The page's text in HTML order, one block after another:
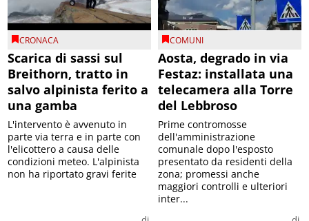
CRONACA
Scarica di sassi sul
Breithorn, tratto in
salvo alpinista ferito a
una gamba
L'intervento è avvenuto in
parte via terra e in parte con
l'elicottero a causa delle
condizioni meteo. L'alpinista
non ha riportato gravi ferite
COMUNI
Aosta, degrado in via
Festaz: installata una
telecamera alla Torre
del Lebbroso
Prime contromosse
dell'amministrazione
comunale dopo l'esposto
presentato da residenti della
zona; promessi anche
maggiori controlli e ulteriori
inter...